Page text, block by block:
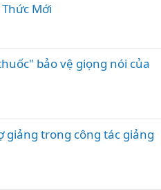
Mới
bảo vệ giọng nói của
giảng trong công tác giảng